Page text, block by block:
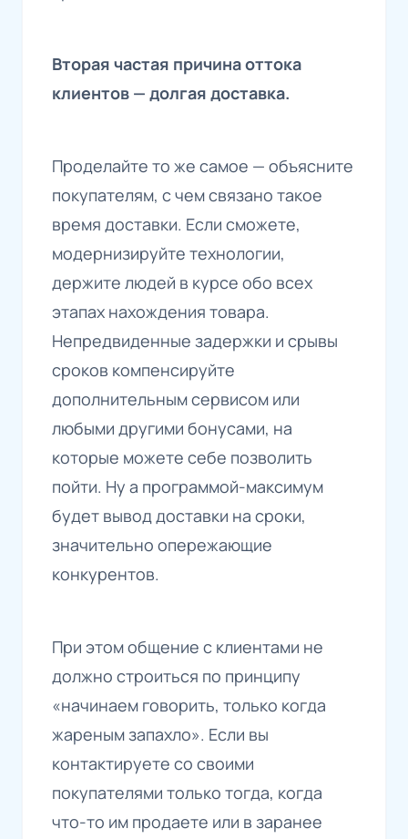
Вторая частая причина оттока
клиентов — долгая доставка.
Проделайте то же самое — объясните
покупателям, с чем связано такое
время доставки. Если сможете,
модернизируйте технологии,
держите людей в курсе обо всех
этапах нахождения товара.
Непредвиденные задержки и срывы
сроков компенсируйте
дополнительным сервисом или
любыми другими бонусами, на
которые можете себе позволить
пойти. Ну а программой-максимум
будет вывод доставки на сроки,
значительно опережающие
конкурентов.
При этом общение с клиентами не
должно строиться по принципу
«начинаем говорить, только когда
жареным запахло». Если вы
контактируете со своими
покупателями только тогда, когда
что-то им продаете или в заранее